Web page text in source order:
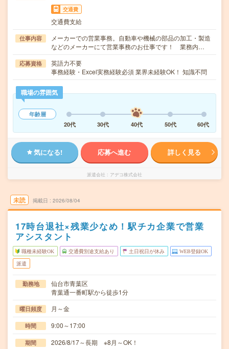
交通費
交通費支給
仕事内容
メーカーでの営業事務。自動車や機械の部品の加工・製造
などのメーカーにて営業事務のお仕事です！ 業務内…
応募資格
英語力不要
事務経験・Excel実務経験必須 業界未経験OK！ 知識不問
職場の雰囲気
年齢層
20代
30代 40代 50代 60代
気になる! 応募へ進む 詳しく見る
派遣会社 アデコ株式会社
未読 掲載日 2026/08/04
17時台退社×残業少なめ！駅チカ企業で営業
アシスタント
職種未経験OK 交通費別途支給あり 土日祝日が休み WEB登録OK
派遣
勤務地
仙台市青葉区
青葉通一番町駅から徒歩1分
曜日頻度 月～金
時間 9:00～17:00
期間 2026/8/17～長期 ※8月～OK！